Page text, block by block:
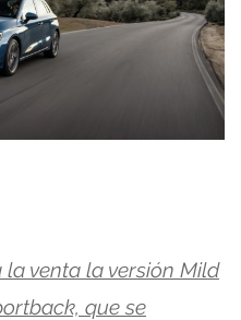
venta la versión Mild
que se